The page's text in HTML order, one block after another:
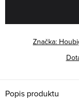
Značka:
Popis produktu